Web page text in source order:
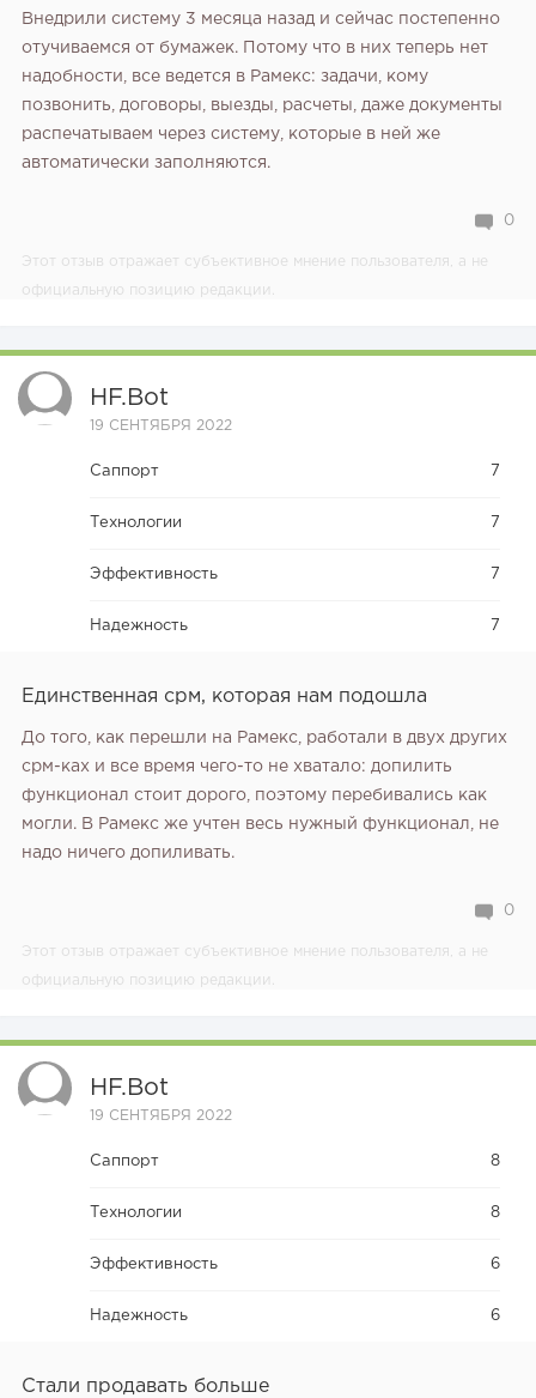
Внедрили систему 3 месяца назад и сейчас постепенно
отучиваемся от бумажек. Потому что в них теперь нет
надобности, все ведется в Рамекс: задачи, кому
позвонить, договоры, выезды, расчеты, даже документы
распечатываем через систему, которые в ней же
автоматически заполняются.
0
Этот отзыв отражает субъективное мнение пользователя, а не
официальную позицию редакции.
HF.bot
19 СЕНТЯБРЯ 2022
Саппорт 7
Технологии 7
Эффективность 7
Надежность 7
Единственная срм, которая нам подошла
До того, как перешли на Рамекс, работали в двух других
срм-ках и все время чего-то не хватало: допилить
функционал стоит дорого, поэтому перебивались как
могли. В Рамекс же учтен весь нужный функционал, не
надо ничего допиливать.
0
Этот отзыв отражает субъективное мнение пользователя, а не
официальную позицию редакции.
HF.bot
19 СЕНТЯБРЯ 2022
Саппорт 8
Технологии 8
Эффективность 6
Надежность 6
Стали продавать больше